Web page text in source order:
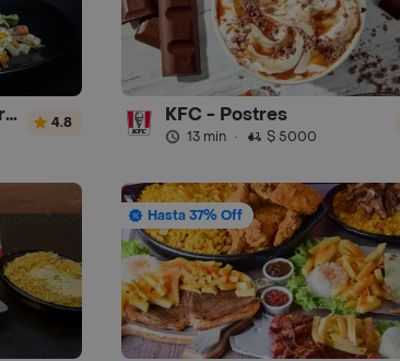
donde luchocombo express 4.8 KFC - Postres
13 min · $ 5000
Hasta 37% Off